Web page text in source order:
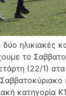
ηλικιακές
το
(22/1)
κατηγορία